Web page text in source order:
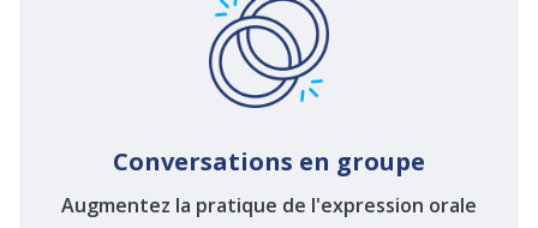
Conversations en groupe
Augmentez la pratique de l'expression orale